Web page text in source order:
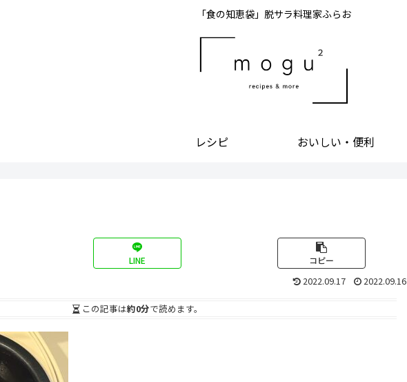
「食の知恵袋」脱サラ料理家ふらお
レシピ おいしい・便利
LINE コピー
2022.09.17 2022.09.16
この記事は約0分で読めます。